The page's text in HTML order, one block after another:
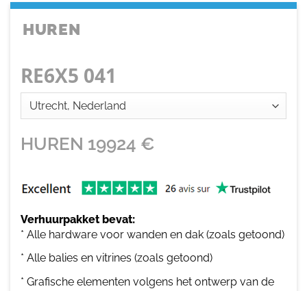
HUREN
RE6X5 041
HUREN 19924 €
Verhuurpakket bevat:
* Alle hardware voor wanden en dak (zoals getoond)
* Alle balies en vitrines (zoals getoond)
* Grafische elementen volgens het ontwerp van de